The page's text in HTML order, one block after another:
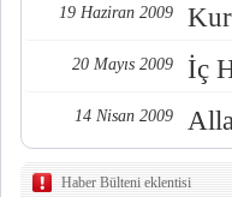
19 Haziran 2009
20 Mayıs 2009 İç
14 Nisan 2009
Haber Bülteni eklentisi